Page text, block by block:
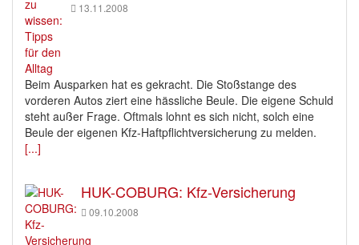
13.11.2008
Beim Ausparken hat es gekracht. Die Stoßstange des
vorderen Autos ziert eine hässliche Beule. Die eigene Schuld
steht außer Frage. Oftmals lohnt es sich nicht, solch eine
Beule der eigenen Kfz-Haftpflichtversicherung zu melden.
[...]
HUK-COBURG: Kfz-Versicherung
09.10.2008